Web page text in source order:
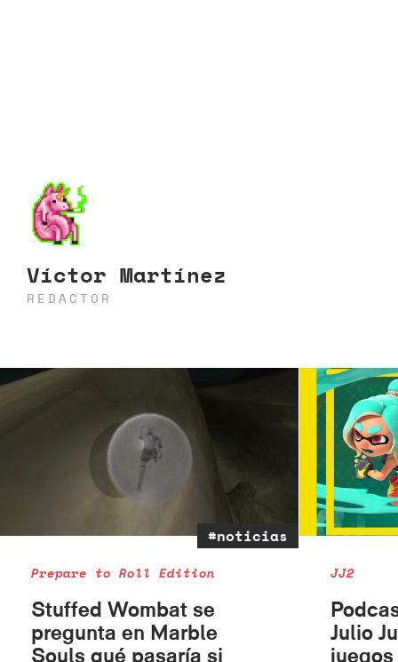
Víctor Martínez
REDACTOR
#noticias
Prepare to Roll Edition
Stuffed Wombat se
pregunta en Marble
Souls qué pasaría si
JJ2
Julio